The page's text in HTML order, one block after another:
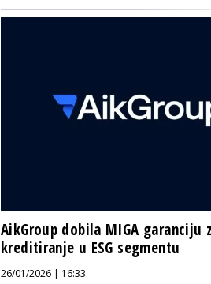
AikGroup dobila MIGA garanciju
kreditiranje u ESG segmentu
26/01/2026 | 16:33